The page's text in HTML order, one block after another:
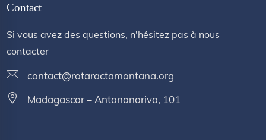
Contact
Si vous avez des questions, n'hésitez pas à nous
contacter
contact@rotaractamontana.org
Madagascar – Antananarivo, 101